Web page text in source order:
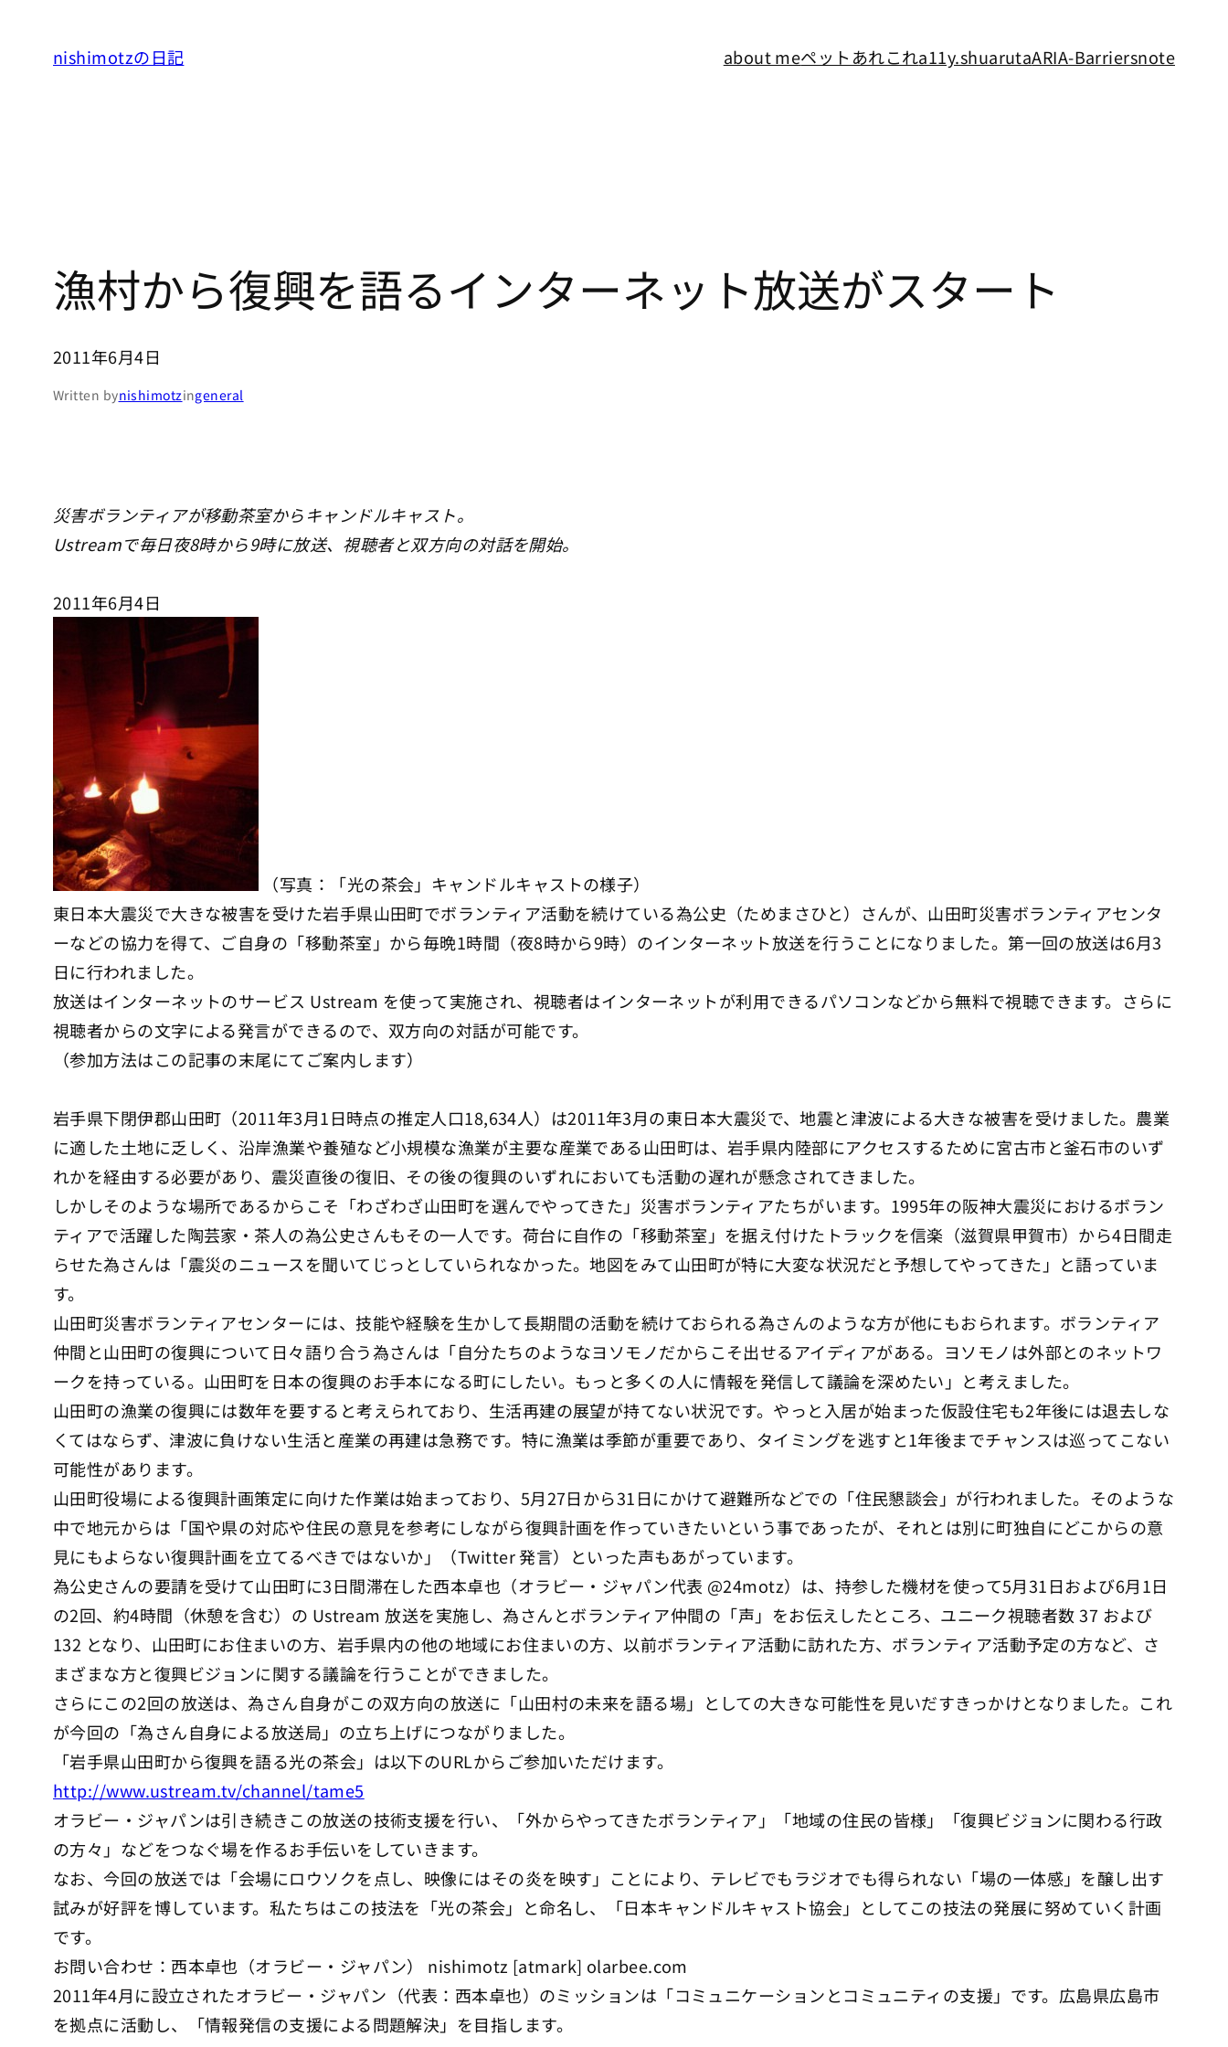
nishimotzの日記 about meペットあれこれa11y.shuarutaARIA-Barriersnote
漁村から復興を語るインターネット放送がスタート
2011年6月4日
Written bynishimotzingeneral
災害ボランティアが移動茶室からキャンドルキャスト。
Ustreamで毎日夜8時から9時に放送、視聴者と双方向の対話を開始。
2011年6月4日
（写真：「光の茶会」キャンドルキャストの様子）
東日本大震災で大きな被害を受けた岩手県山田町でボランティア活動を続けている為公史（ためまさひと）さんが、山田町災害ボランティアセンタ
ーなどの協力を得て、ご自身の「移動茶室」から毎晩1時間（夜8時から9時）のインターネット放送を行うことになりました。第一回の放送は6月3
日に行われました。
放送はインターネットのサービス Ustream を使って実施され、視聴者はインターネットが利用できるパソコンなどから無料で視聴できます。さらに
視聴者からの文字による発言ができるので、双方向の対話が可能です。
（参加方法はこの記事の末尾にてご案内します）
岩手県下閉伊郡山田町（2011年3月1日時点の推定人口18,634人）は2011年3月の東日本大震災で、地震と津波による大きな被害を受けました。農業
に適した土地に乏しく、沿岸漁業や養殖など小規模な漁業が主要な産業である山田町は、岩手県内陸部にアクセスするために宮古市と釜石市のいず
れかを経由する必要があり、震災直後の復旧、その後の復興のいずれにおいても活動の遅れが懸念されてきました。
しかしそのような場所であるからこそ「わざわざ山田町を選んでやってきた」災害ボランティアたちがいます。1995年の阪神大震災におけるボラン
ティアで活躍した陶芸家・茶人の為公史さんもその一人です。荷台に自作の「移動茶室」を据え付けたトラックを信楽（滋賀県甲賀市）から4日間走
らせた為さんは「震災のニュースを聞いてじっとしていられなかった。地図をみて山田町が特に大変な状況だと予想してやってきた」と語っていま
す。
山田町災害ボランティアセンターには、技能や経験を生かして長期間の活動を続けておられる為さんのような方が他にもおられます。ボランティア
仲間と山田町の復興について日々語り合う為さんは「自分たちのようなヨソモノだからこそ出せるアイディアがある。ヨソモノは外部とのネットワ
ークを持っている。山田町を日本の復興のお手本になる町にしたい。もっと多くの人に情報を発信して議論を深めたい」と考えました。
山田町の漁業の復興には数年を要すると考えられており、生活再建の展望が持てない状況です。やっと入居が始まった仮設住宅も2年後には退去しな
くてはならず、津波に負けない生活と産業の再建は急務です。特に漁業は季節が重要であり、タイミングを逃すと1年後までチャンスは巡ってこない
可能性があります。
山田町役場による復興計画策定に向けた作業は始まっており、5月27日から31日にかけて避難所などでの「住民懇談会」が行われました。そのような
中で地元からは「国や県の対応や住民の意見を参考にしながら復興計画を作っていきたいという事であったが、それとは別に町独自にどこからの意
見にもよらない復興計画を立てるべきではないか」（Twitter 発言）といった声もあがっています。
為公史さんの要請を受けて山田町に3日間滞在した西本卓也（オラビー・ジャパン代表 @24motz）は、持参した機材を使って5月31日および6月1日
の2回、約4時間（休憩を含む）の Ustream 放送を実施し、為さんとボランティア仲間の「声」をお伝えしたところ、ユニーク視聴者数 37 および
132 となり、山田町にお住まいの方、岩手県内の他の地域にお住まいの方、以前ボランティア活動に訪れた方、ボランティア活動予定の方など、さ
まざまな方と復興ビジョンに関する議論を行うことができました。
さらにこの2回の放送は、為さん自身がこの双方向の放送に「山田村の未来を語る場」としての大きな可能性を見いだすきっかけとなりました。これ
が今回の「為さん自身による放送局」の立ち上げにつながりました。
「岩手県山田町から復興を語る光の茶会」は以下のURLからご参加いただけます。
http://www.ustream.tv/channel/tame5
オラビー・ジャパンは引き続きこの放送の技術支援を行い、「外からやってきたボランティア」「地域の住民の皆様」「復興ビジョンに関わる行政
の方々」などをつなぐ場を作るお手伝いをしていきます。
なお、今回の放送では「会場にロウソクを点し、映像にはその炎を映す」ことにより、テレビでもラジオでも得られない「場の一体感」を醸し出す
試みが好評を博しています。私たちはこの技法を「光の茶会」と命名し、「日本キャンドルキャスト協会」としてこの技法の発展に努めていく計画
です。
お問い合わせ：西本卓也（オラビー・ジャパン） nishimotz [atmark] olarbee.com
2011年4月に設立されたオラビー・ジャパン（代表：西本卓也）のミッションは「コミュニケーションとコミュニティの支援」です。広島県広島市
を拠点に活動し、「情報発信の支援による問題解決」を目指します。